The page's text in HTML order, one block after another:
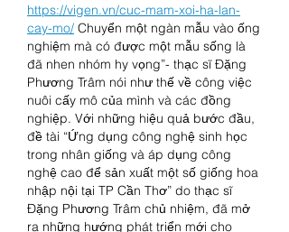
https://vigen.vn/cuc-mam-xoi-ha-lan-
cay-mo/ Chuyển một ngàn mẫu vào ống
nghiệm mà có được một mẫu sống là
đã nhen nhóm hy vọng”- thạc sĩ Đặng
Phương Trâm nói như thế về công việc
nuôi cấy mô của mình và các đồng
nghiệp. Với những hiệu quả bước đầu,
đề tài “Ứng dụng công nghệ sinh học
trong nhân giống và áp dụng công
nghệ cao để sản xuất một số giống hoa
nhập nội tại TP Cần Thơ” do thạc sĩ
Đặng Phương Trâm chủ nhiệm, đã mở
ra những hướng phát triển mới cho